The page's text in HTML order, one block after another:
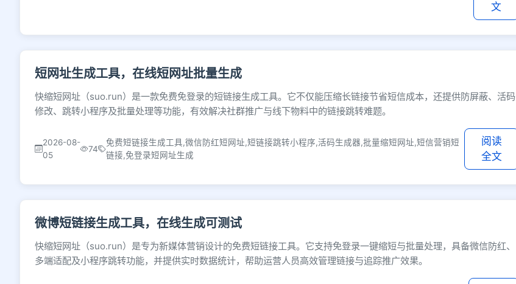
文
短网址生成工具，在线短网址批量生成
快缩短网址（suo.run）是一款免费免登录的短链接生成工具。它不仅能压缩长链接节省短信成本，还提供防屏蔽、活码
修改、跳转小程序及批量处理等功能，有效解决社群推广与线下物料中的链接跳转难题。
2026-08-
05
74
免费短链接生成工具,微信防红短网址,短链接跳转小程序,活码生成器,批量缩短网址,短信营销短
链接,免登录短网址生成
阅读
全文
微博短链接生成工具，在线生成可测试
快缩短网址（suo.run）是专为新媒体营销设计的免费短链接工具。它支持免登录一键缩短与批量处理，具备微信防红、
多端适配及小程序跳转功能，并提供实时数据统计，帮助运营人员高效管理链接与追踪推广效果。